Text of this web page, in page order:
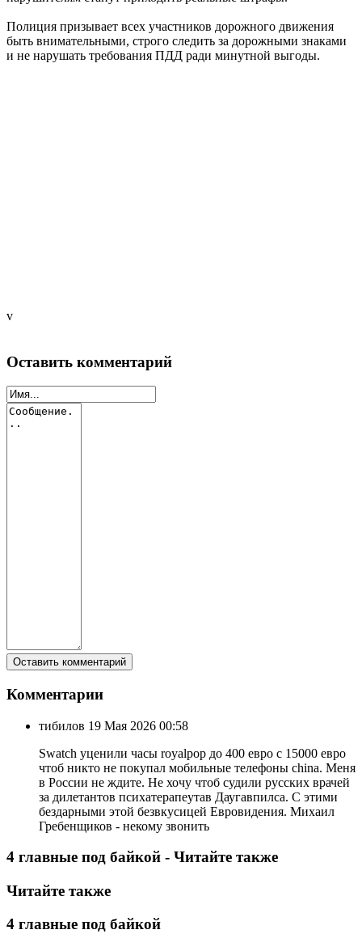
Полиция призывает всех участников дорожного движения
быть внимательными, строго следить за дорожными знаками
и не нарушать требования ПДД ради минутной выгоды.
v
Оставить комментарий
Комментарии
тибилов 19 Мая 2026 00:58
Swatch уценили часы royalpop до 400 евро с 15000 евро
чтоб никто не покупал мобильные телефоны china. Меня
в России не ждите. Не хочу чтоб судили русских врачей
за дилетантов психатерапеутав Даугавпилса. С этими
бездарными этой безвкусицей Евровидения. Михаил
Гребенщиков - некому звонить
4 главные под байкой - Читайте также
Читайте также
4 главные под байкой